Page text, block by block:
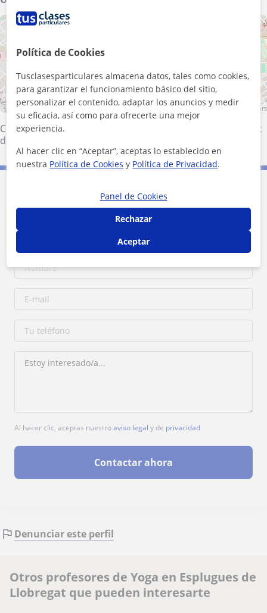
+ −
500 m
2000 ft
Leaflet| © OpenStreetMap contributors
Cornellà de Llobregat
Hospitalet
de Llobregat
Contacta con Mar
Al hacer clic, aceptas nuestroaviso legal y de privacidad
Contactar ahora
Denunciar este perfil
Otros profesores de Yoga en Esplugues de
Llobregat que pueden interesarte
Política de Cookies
Tusclasesparticulares almacena datos, tales como cookies,
para garantizar el funcionamiento básico del sitio,
personalizar el contenido, adaptar los anuncios y medir
su eficacia, así como para ofrecerte una mejor
experiencia.
Al hacer clic en “Aceptar”, aceptas lo establecido en
nuestra Política de Cookies y Política de Privacidad.
Panel de Cookies
Rechazar
Aceptar